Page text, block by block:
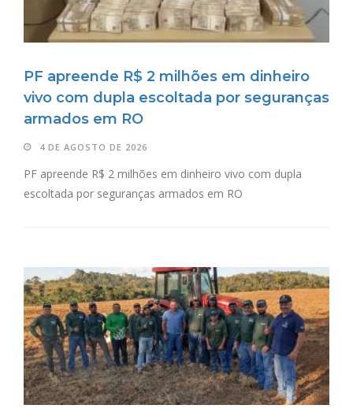
PF apreende R$ 2 milhões em dinheiro
vivo com dupla escoltada por seguranças
armados em RO
4 DE AGOSTO DE 2026
PF apreende R$ 2 milhões em dinheiro vivo com dupla
escoltada por seguranças armados em RO